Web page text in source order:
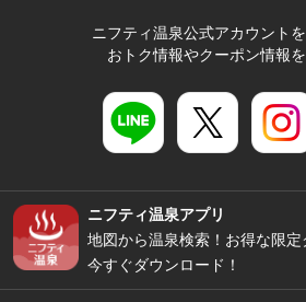
ニフティ温泉公式アカウント
おトク情報やクーポン情報
ニフティ温泉アプリ
地図から温泉検索！お得な限定
今すぐダウンロード！